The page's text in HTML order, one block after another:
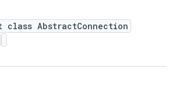
AbstractConnection